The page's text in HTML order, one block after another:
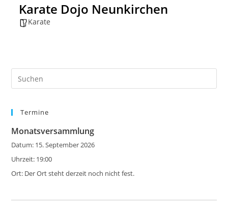
Karate Dojo Neunkirchen
Karate
Termine
Monatsversammlung
Datum: 15. September 2026
Uhrzeit: 19:00
Ort: Der Ort steht derzeit noch nicht fest.